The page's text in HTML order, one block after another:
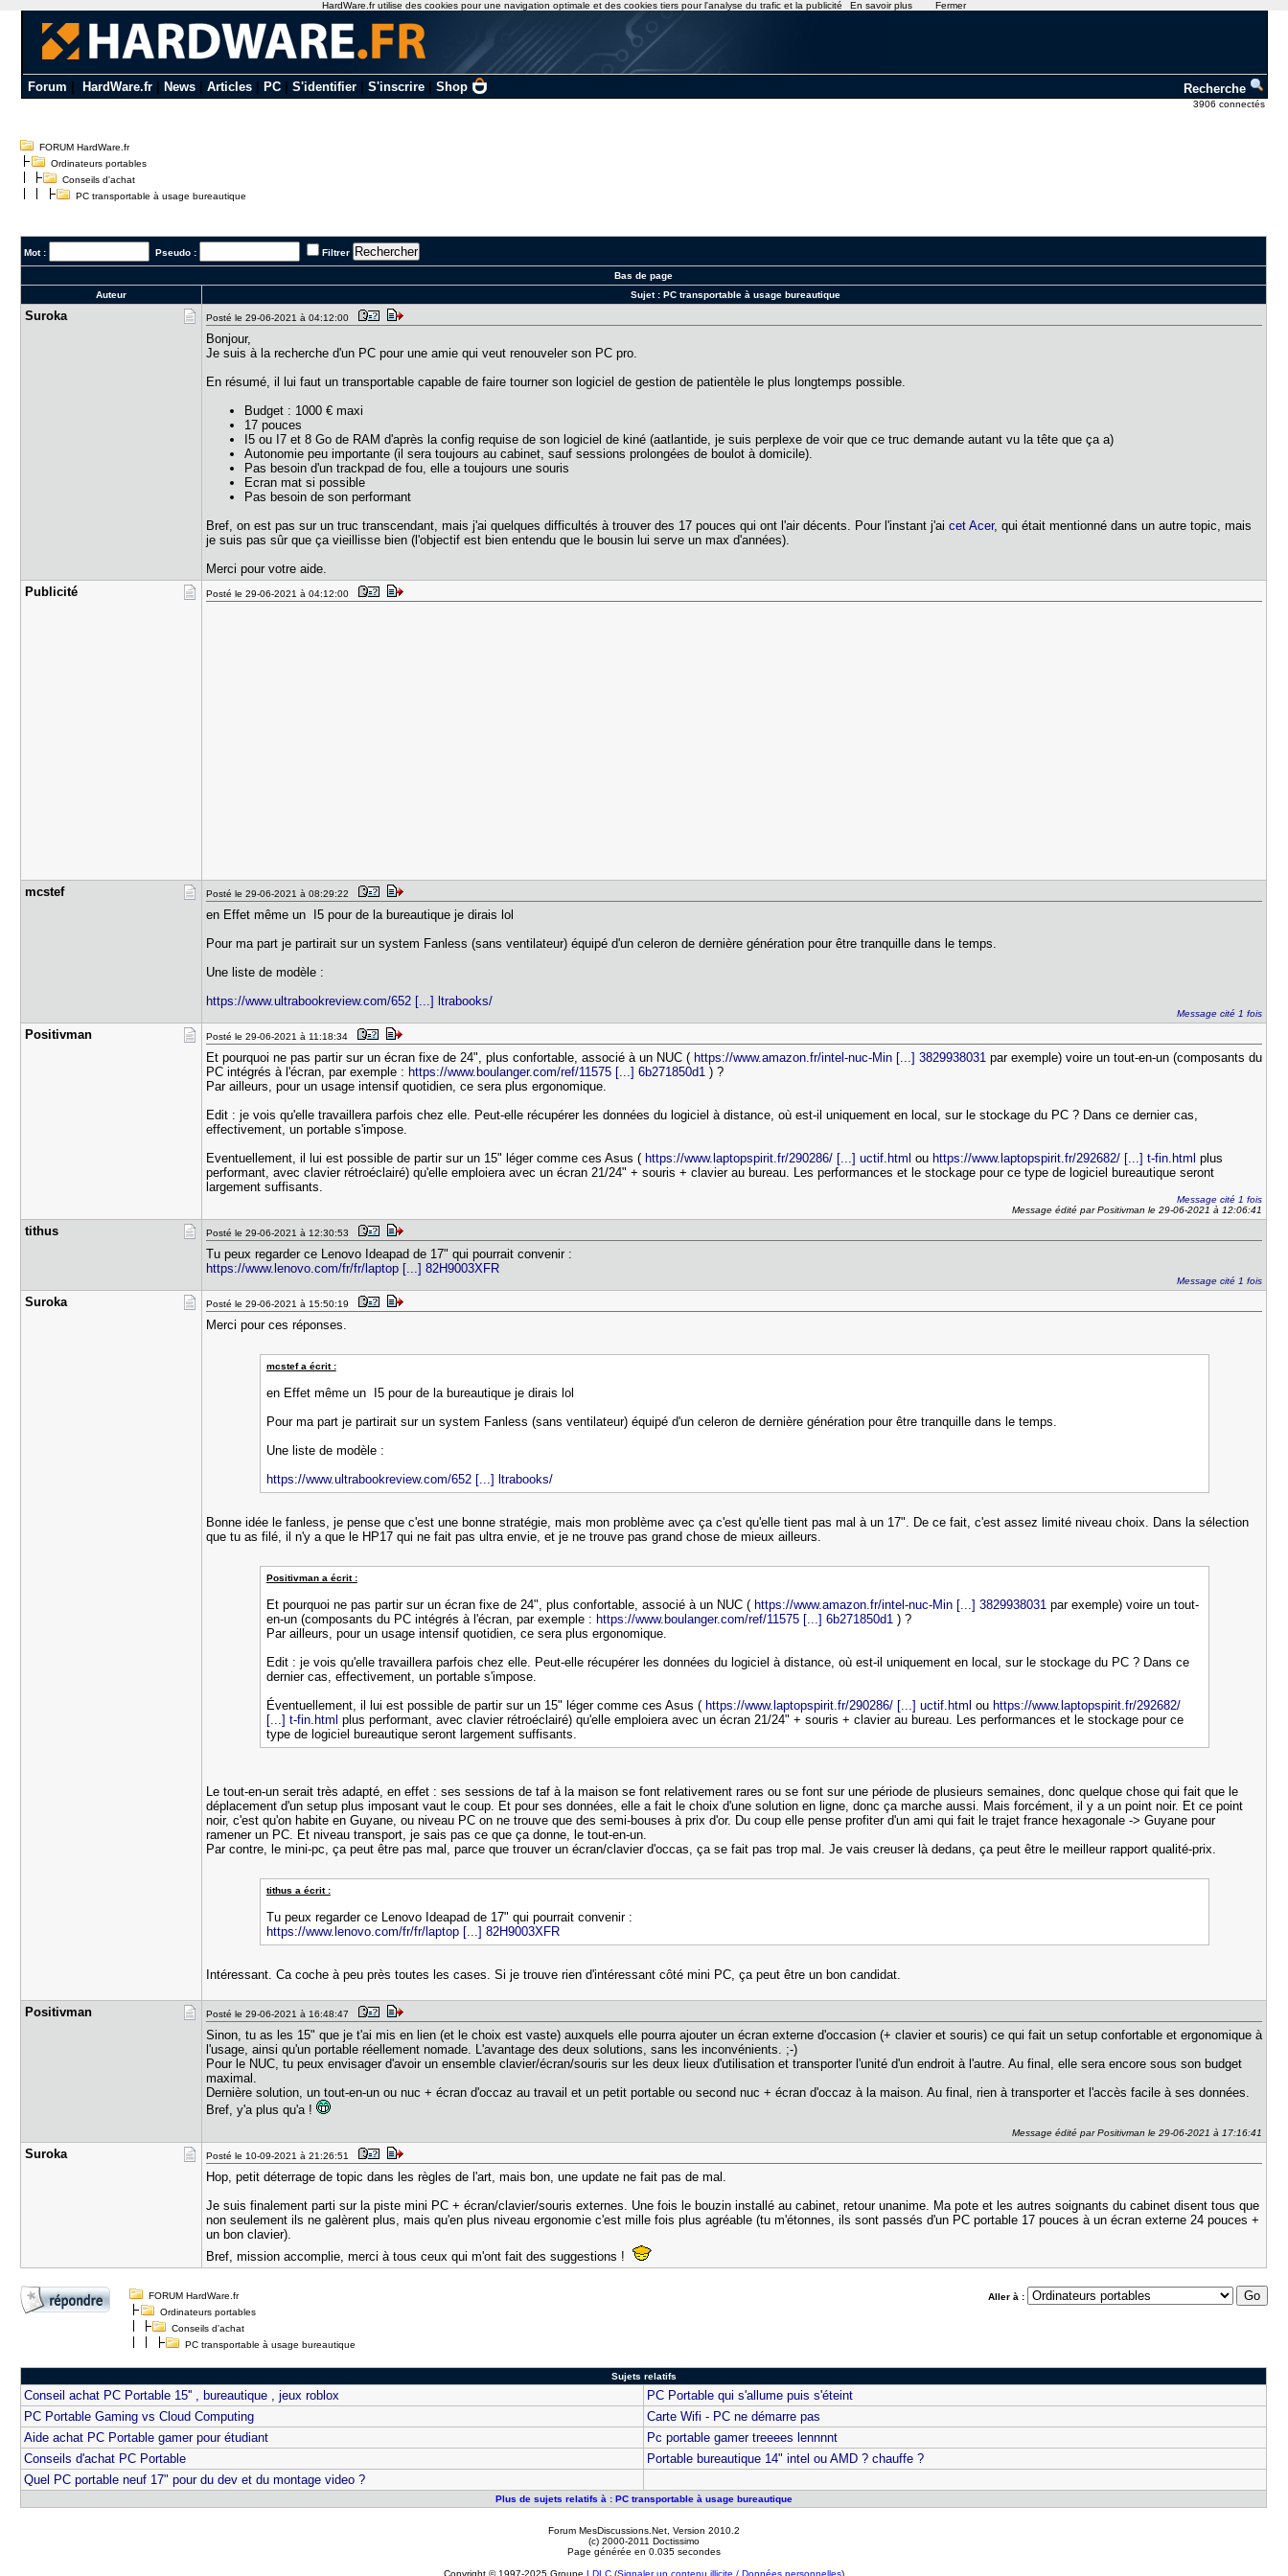
Forum HardWare.fr| News| Articles| PC| S'identifier| S'inscrire| Shop Recherche
3906 connectés
FORUM HardWare.fr
Ordinateurs portables
Conseils d'achat
PC transportable à usage bureautique
Mot : Pseudo : Filtrer
Bas de page
Auteur
Sujet :PC transportable à usage bureautique
Suroka Posté le 29-06-2021 à 04:12:00
Bonjour,
Je suis à la recherche d'un PC pour une amie qui veut renouveler son PC pro.
En résumé, il lui faut un transportable capable de faire tourner son logiciel de gestion de patientèle le plus longtemps possible.
Budget : 1000 € maxi
17 pouces
I5 ou I7 et 8 Go de RAM d'après la config requise de son logiciel de kiné (aatlantide, je suis perplexe de voir que ce truc demande autant vu la tête que ça a)
Autonomie peu importante (il sera toujours au cabinet, sauf sessions prolongées de boulot à domicile).
Pas besoin d'un trackpad de fou, elle a toujours une souris
Ecran mat si possible
Pas besoin de son performant
Bref, on est pas sur un truc transcendant, mais j'ai quelques difficultés à trouver des 17 pouces qui ont l'air décents. Pour l'instant j'aicet Acer, qui était mentionné dans un autre topic, mais
je suis pas sûr que ça vieillisse bien (l'objectif est bien entendu que le bousin lui serve un max d'années).
Merci pour votre aide.
Publicité
Posté le 29-06-2021 à 04:12:00
mcstef Posté le 29-06-2021 à 08:29:22
en Effet même un I5 pour de la bureautique je dirais lol
Pour ma part je partirait sur un system Fanless (sans ventilateur) équipé d'un celeron de dernière génération pour être tranquille dans le temps.
Une liste de modèle :
https://www.ultrabookreview.com/652 [...] ltrabooks/
Message cité 1 fois
Positivman Posté le 29-06-2021 à 11:18:34
Et pourquoi ne pas partir sur un écran fixe de 24", plus confortable, associé à un NUC ( https://www.amazon.fr/intel-nuc-Min [...] 3829938031 par exemple) voire un tout-en-un (composants du
PC intégrés à l'écran, par exemple : https://www.boulanger.com/ref/11575 [...] 6b271850d1 ) ?
Par ailleurs, pour un usage intensif quotidien, ce sera plus ergonomique.
Edit : je vois qu'elle travaillera parfois chez elle. Peut-elle récupérer les données du logiciel à distance, où est-il uniquement en local, sur le stockage du PC ? Dans ce dernier cas,
effectivement, un portable s'impose.
Eventuellement, il lui est possible de partir sur un 15" léger comme ces Asus ( https://www.laptopspirit.fr/290286/ [...] uctif.html ou https://www.laptopspirit.fr/292682/ [...] t-fin.html plus
performant, avec clavier rétroéclairé) qu'elle emploiera avec un écran 21/24" + souris + clavier au bureau. Les performances et le stockage pour ce type de logiciel bureautique seront
largement suffisants.
Message cité 1 fois
Message édité par Positivman le 29-06-2021 à 12:06:41
tithus Posté le 29-06-2021 à 12:30:53
Tu peux regarder ce Lenovo Ideapad de 17" qui pourrait convenir :
https://www.lenovo.com/fr/fr/laptop [...] 82H9003XFR
Message cité 1 fois
Suroka Posté le 29-06-2021 à 15:50:19
Merci pour ces réponses.
mcstef a écrit :
en Effet même un I5 pour de la bureautique je dirais lol
Pour ma part je partirait sur un system Fanless (sans ventilateur) équipé d'un celeron de dernière génération pour être tranquille dans le temps.
Une liste de modèle :
https://www.ultrabookreview.com/652 [...] ltrabooks/
Bonne idée le fanless, je pense que c'est une bonne stratégie, mais mon problème avec ça c'est qu'elle tient pas mal à un 17". De ce fait, c'est assez limité niveau choix. Dans la sélection
que tu as filé, il n'y a que le HP17 qui ne fait pas ultra envie, et je ne trouve pas grand chose de mieux ailleurs.
Positivman a écrit :
Et pourquoi ne pas partir sur un écran fixe de 24", plus confortable, associé à un NUC ( https://www.amazon.fr/intel-nuc-Min [...] 3829938031par exemple) voire un tout-
en-un (composants du PC intégrés à l'écran, par exemple : https://www.boulanger.com/ref/11575 [...] 6b271850d1) ?
Par ailleurs, pour un usage intensif quotidien, ce sera plus ergonomique.
Edit : je vois qu'elle travaillera parfois chez elle. Peut-elle récupérer les données du logiciel à distance, où est-il uniquement en local, sur le stockage du PC ? Dans ce
dernier cas, effectivement, un portable s'impose.
Éventuellement, il lui est possible de partir sur un 15" léger comme ces Asus ( https://www.laptopspirit.fr/290286/ [...] uctif.html ou https://www.laptopspirit.fr/292682/
[...] t-fin.html plus performant, avec clavier rétroéclairé) qu'elle emploiera avec un écran 21/24" + souris + clavier au bureau. Les performances et le stockage pour ce
type de logiciel bureautique seront largement suffisants.
Le tout-en-un serait très adapté, en effet : ses sessions de taf à la maison se font relativement rares ou se font sur une période de plusieurs semaines, donc quelque chose qui fait que le
déplacement d'un setup plus imposant vaut le coup. Et pour ses données, elle a fait le choix d'une solution en ligne, donc ça marche aussi. Mais forcément, il y a un point noir. Et ce point
noir, c'est qu'on habite en Guyane, ou niveau PC on ne trouve que des semi-bouses à prix d'or. Du coup elle pense profiter d'un ami qui fait le trajet france hexagonale -> Guyane pour
ramener un PC. Et niveau transport, je sais pas ce que ça donne, le tout-en-un.
Par contre, le mini-pc, ça peut être pas mal, parce que trouver un écran/clavier d'occas, ça se fait pas trop mal. Je vais creuser là dedans, ça peut être le meilleur rapport qualité-prix.
tithus a écrit :
Tu peux regarder ce Lenovo Ideapad de 17" qui pourrait convenir :
https://www.lenovo.com/fr/fr/laptop [...] 82H9003XFR
Intéressant. Ca coche à peu près toutes les cases. Si je trouve rien d'intéressant côté mini PC, ça peut être un bon candidat.
Positivman Posté le 29-06-2021 à 16:48:47
Sinon, tu as les 15" que je t'ai mis en lien (et le choix est vaste) auxquels elle pourra ajouter un écran externe d'occasion (+ clavier et souris) ce qui fait un setup confortable et ergonomique à
l'usage, ainsi qu'un portable réellement nomade. L'avantage des deux solutions, sans les inconvénients. ;-)
Pour le NUC, tu peux envisager d'avoir un ensemble clavier/écran/souris sur les deux lieux d'utilisation et transporter l'unité d'un endroit à l'autre. Au final, elle sera encore sous son budget
maximal.
Dernière solution, un tout-en-un ou nuc + écran d'occaz au travail et un petit portable ou second nuc + écran d'occaz à la maison. Au final, rien à transporter et l'accès facile à ses données.
Bref, y'a plus qu'a !
Message édité par Positivman le 29-06-2021 à 17:16:41
Suroka Posté le 10-09-2021 à 21:26:51
Hop, petit déterrage de topic dans les règles de l'art, mais bon, une update ne fait pas de mal.
Je suis finalement parti sur la piste mini PC + écran/clavier/souris externes. Une fois le bouzin installé au cabinet, retour unanime. Ma pote et les autres soignants du cabinet disent tous que
non seulement ils ne galèrent plus, mais qu'en plus niveau ergonomie c'est mille fois plus agréable (tu m'étonnes, ils sont passés d'un PC portable 17 pouces à un écran externe 24 pouces +
un bon clavier).
Bref, mission accomplie, merci à tous ceux qui m'ont fait des suggestions !
Aller à :
FORUM HardWare.fr
Ordinateurs portables
Conseils d'achat
PC transportable à usage bureautique
Sujets relatifs
Conseil achat PC Portable 15'' , bureautique , jeux roblox
PC Portable qui s'allume puis s'éteint
PC Portable Gaming vs Cloud Computing
Carte Wifi - PC ne démarre pas
Aide achat PC Portable gamer pour étudiant
Pc portable gamer treeees lennnnt
Conseils d'achat PC Portable
Portable bureautique 14" intel ou AMD ? chauffe ?
Quel PC portable neuf 17" pour du dev et du montage video ?
Plus de sujets relatifs à : PC transportable à usage bureautique
Forum MesDiscussions.Net , Version 2010.2
(c) 2000-2011 Doctissimo
Page générée en 0.035 secondes
Copyright © 1997-2025 Groupe LDLC (Signaler un contenu illicite / Données personnelles)
HardWare.fr utilise des cookies pour une navigation optimale et des cookies tiers pour l'analyse du trafic et la publicité En savoir plus Fermer